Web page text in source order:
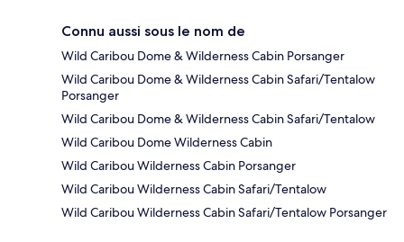
Connu aussi sous le nom de
Wild Caribou Dome & Wilderness Cabin Porsanger
Wild Caribou Dome & Wilderness Cabin Safari/Tentalow
Porsanger
Wild Caribou Dome & Wilderness Cabin Safari/Tentalow
Wild Caribou Dome Wilderness Cabin
Wild Caribou Wilderness Cabin Porsanger
Wild Caribou Wilderness Cabin Safari/Tentalow
Wild Caribou Wilderness Cabin Safari/Tentalow Porsanger